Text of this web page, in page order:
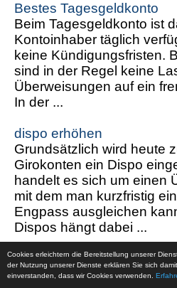
Cookies erleichtern die Bereitstellung unserer
der Nutzung unserer Dienste erklären Sie sich damit
einverstanden, dass wir Cookies verwenden.
Bestes Tagesgeldkonto
Beim Tagesgeldkonto ist
Kontoinhaber täglich
keine Kündigungsfristen.
sind in der Regel keine
Überweisungen auf ein
In der ...
dispo erhöhen
Grundsätzlich wird heute
Girokonten ein Dispo
handelt es sich um einen
mit dem man kurzfristig
Engpass ausgleichen
Dispos hängt dabei ...
Altersversorgung Soldaten
Die Altersversorgung für